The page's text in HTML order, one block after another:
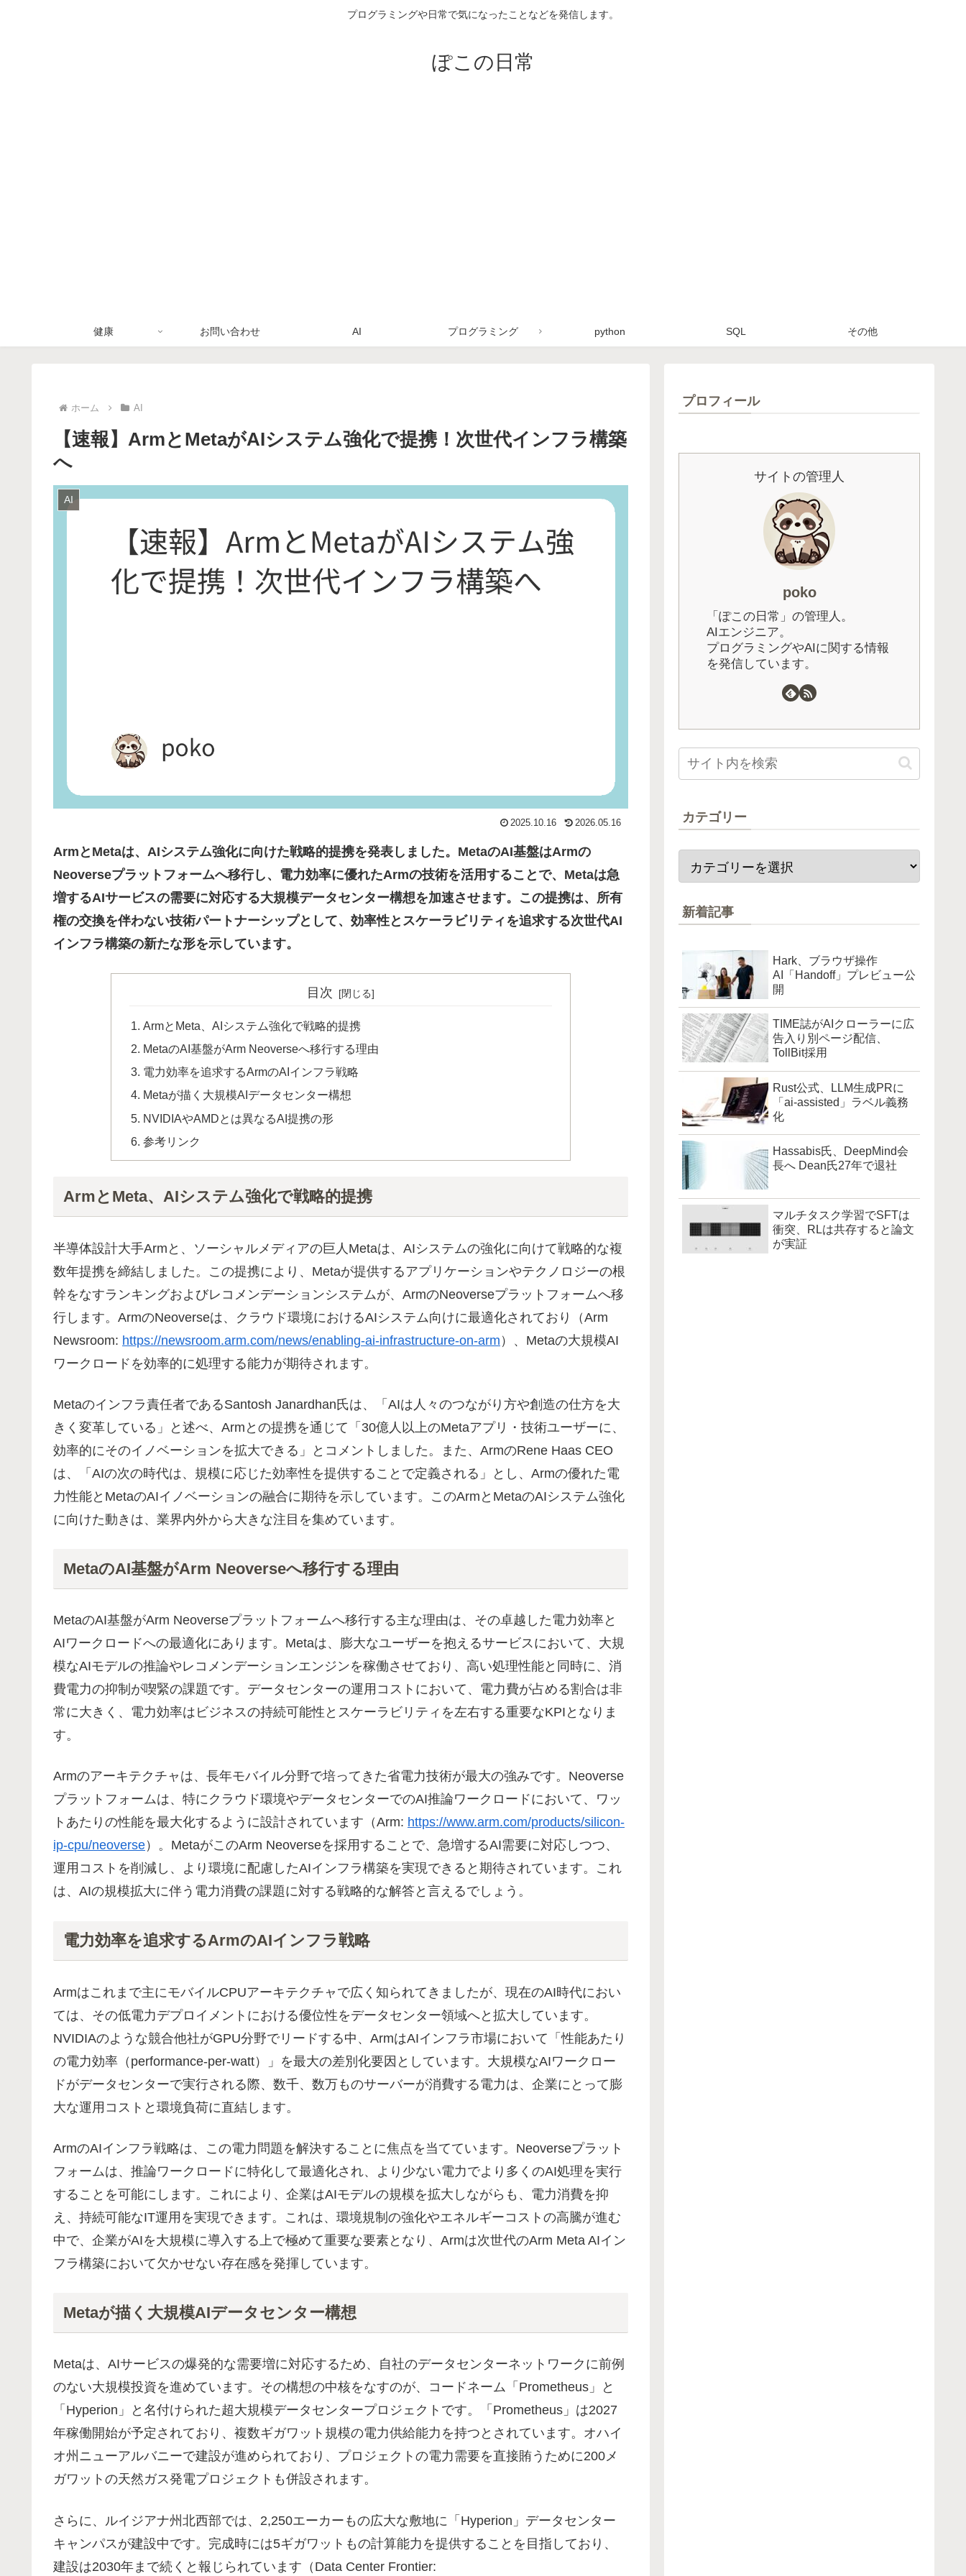
プログラミングや日常で気になったことなどを発信します。
ぽこの日常
健康 お問い合わせ AI プログラミング python SQL その他
ホーム AI
【速報】ArmとMetaがAIシステム強化で提携！次世代インフラ構築
へ
AI
2025.10.16 2026.05.16
ArmとMetaは、AIシステム強化に向けた戦略的提携を発表しました。MetaのAI基盤はArmの
Neoverseプラットフォームへ移行し、電力効率に優れたArmの技術を活用することで、Metaは急
増するAIサービスの需要に対応する大規模データセンター構想を加速させます。この提携は、所有
権の交換を伴わない技術パートナーシップとして、効率性とスケーラビリティを追求する次世代AI
インフラ構築の新たな形を示しています。
目次
ArmとMeta、AIシステム強化で戦略的提携
MetaのAI基盤がArm Neoverseへ移行する理由
電力効率を追求するArmのAIインフラ戦略
Metaが描く大規模AIデータセンター構想
NVIDIAやAMDとは異なるAI提携の形
参考リンク
ArmとMeta、AIシステム強化で戦略的提携
半導体設計大手Armと、ソーシャルメディアの巨人Metaは、AIシステムの強化に向けて戦略的な複
数年提携を締結しました。この提携により、Metaが提供するアプリケーションやテクノロジーの根
幹をなすランキングおよびレコメンデーションシステムが、ArmのNeoverseプラットフォームへ移
行します。ArmのNeoverseは、クラウド環境におけるAIシステム向けに最適化されており（Arm
Newsroom: https://newsroom.arm.com/news/enabling-ai-infrastructure-on-arm ）、Metaの大規模AI
ワークロードを効率的に処理する能力が期待されます。
Metaのインフラ責任者であるSantosh Janardhan氏は、「AIは人々のつながり方や創造の仕方を大
きく変革している」と述べ、Armとの提携を通じて「30億人以上のMetaアプリ・技術ユーザーに、
効率的にそのイノベーションを拡大できる」とコメントしました。また、ArmのRene Haas CEO
は、「AIの次の時代は、規模に応じた効率性を提供することで定義される」とし、Armの優れた電
力性能とMetaのAIイノベーションの融合に期待を示しています。このArmとMetaのAIシステム強化
に向けた動きは、業界内外から大きな注目を集めています。
MetaのAI基盤がArm Neoverseへ移行する理由
MetaのAI基盤がArm Neoverseプラットフォームへ移行する主な理由は、その卓越した電力効率と
AIワークロードへの最適化にあります。Metaは、膨大なユーザーを抱えるサービスにおいて、大規
模なAIモデルの推論やレコメンデーションエンジンを稼働させており、高い処理性能と同時に、消
費電力の抑制が喫緊の課題です。データセンターの運用コストにおいて、電力費が占める割合は非
常に大きく、電力効率はビジネスの持続可能性とスケーラビリティを左右する重要なKPIとなりま
す。
Armのアーキテクチャは、長年モバイル分野で培ってきた省電力技術が最大の強みです。Neoverse
プラットフォームは、特にクラウド環境やデータセンターでのAI推論ワークロードにおいて、ワッ
トあたりの性能を最大化するように設計されています（Arm: https://www.arm.com/products/silicon-
ip-cpu/neoverse）。MetaがこのArm Neoverseを採用することで、急増するAI需要に対応しつつ、
運用コストを削減し、より環境に配慮したAIインフラ構築を実現できると期待されています。これ
は、AIの規模拡大に伴う電力消費の課題に対する戦略的な解答と言えるでしょう。
電力効率を追求するArmのAIインフラ戦略
Armはこれまで主にモバイルCPUアーキテクチャで広く知られてきましたが、現在のAI時代におい
ては、その低電力デプロイメントにおける優位性をデータセンター領域へと拡大しています。
NVIDIAのような競合他社がGPU分野でリードする中、ArmはAIインフラ市場において「性能あたり
の電力効率（performance-per-watt）」を最大の差別化要因としています。大規模なAIワークロー
ドがデータセンターで実行される際、数千、数万ものサーバーが消費する電力は、企業にとって膨
大な運用コストと環境負荷に直結します。
ArmのAIインフラ戦略は、この電力問題を解決することに焦点を当てています。Neoverseプラット
フォームは、推論ワークロードに特化して最適化され、より少ない電力でより多くのAI処理を実行
することを可能にします。これにより、企業はAIモデルの規模を拡大しながらも、電力消費を抑
え、持続可能なIT運用を実現できます。これは、環境規制の強化やエネルギーコストの高騰が進む
中で、企業がAIを大規模に導入する上で極めて重要な要素となり、Armは次世代のArm Meta AIイン
フラ構築において欠かせない存在感を発揮しています。
Metaが描く大規模AIデータセンター構想
Metaは、AIサービスの爆発的な需要増に対応するため、自社のデータセンターネットワークに前例
のない大規模投資を進めています。その構想の中核をなすのが、コードネーム「Prometheus」と
「Hyperion」と名付けられた超大規模データセンタープロジェクトです。「Prometheus」は2027
年稼働開始が予定されており、複数ギガワット規模の電力供給能力を持つとされています。オハイ
オ州ニューアルバニーで建設が進められており、プロジェクトの電力需要を直接賄うために200メ
ガワットの天然ガス発電プロジェクトも併設されます。
さらに、ルイジアナ州北西部では、2,250エーカーもの広大な敷地に「Hyperion」データセンター
キャンパスが建設中です。完成時には5ギガワットもの計算能力を提供することを目指しており、
建設は2030年まで続くと報じられています（Data Center Frontier:
プロフィール
サイトの管理人
poko
「ぽこの日常」の管理人。
AIエンジニア。
プログラミングやAIに関する情報
を発信しています。
カテゴリー
新着記事
Hark、ブラウザ操作
AI「Handoff」プレビュー公
開
TIME誌がAIクローラーに広
告入り別ページ配信、
TollBit採用
Rust公式、LLM生成PRに
「ai-assisted」ラベル義務
化
Hassabis氏、DeepMind会
長へ Dean氏27年で退社
マルチタスク学習でSFTは
衝突、RLは共存すると論文
が実証